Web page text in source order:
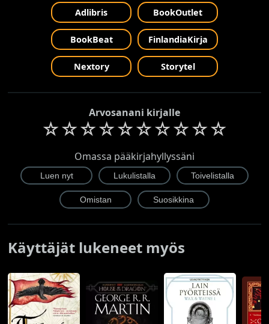
Adlibris BookOutlet
BookBeat FinlandiaKirja
Nextory Storytel
Arvosanani kirjalle
☆☆☆☆☆☆☆☆☆☆
Omassa pääkirjahyllyssäni
Käyttäjät lukeneet myös